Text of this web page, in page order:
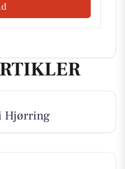
Hjørring